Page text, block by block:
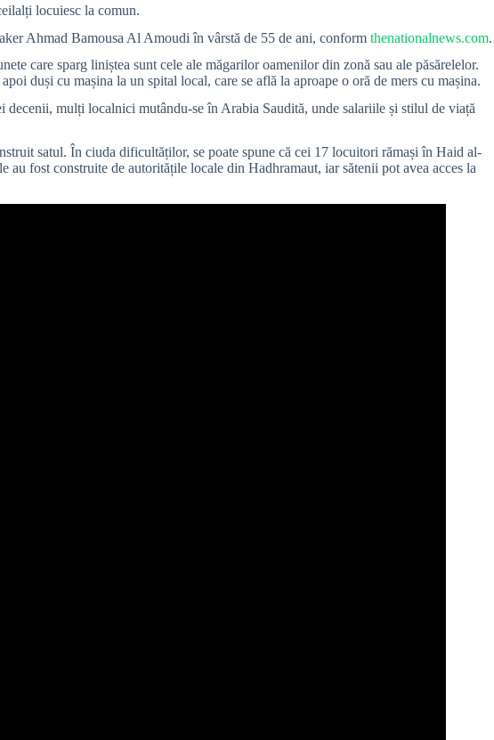
locuiesc la comun.
Ahmad Bamousa Al Amoudi în vârstă de 55 de ani, conform thenationalnews.com.
care sparg liniștea sunt cele ale măgarilor oamenilor din zonă sau ale păsărelelor.
duși cu mașina la un spital local, care se află la aproape o oră de mers cu mașina.
mulți localnici mutându-se în Arabia Saudită, unde salariile și stilul de viață
satul. În ciuda dificultăților, se poate spune că cei 17 locuitori rămași în Haid al-
fost construite de autoritățile locale din Hadhramaut, iar sătenii pot avea acces la